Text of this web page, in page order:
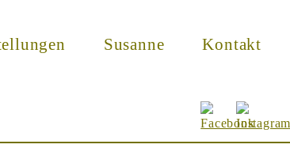
Susanne Kontakt